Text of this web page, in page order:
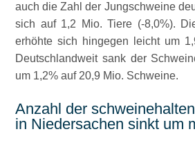
auch die Zahl der Jungschweine
sich auf 1,2 Mio. Tiere (-8,0%).
erhöhte sich hingegen leicht um
Deutschlandweit sank der
um 1,2% auf 20,9 Mio. Schweine.
Anzahl der
in Niedersachen sinkt um